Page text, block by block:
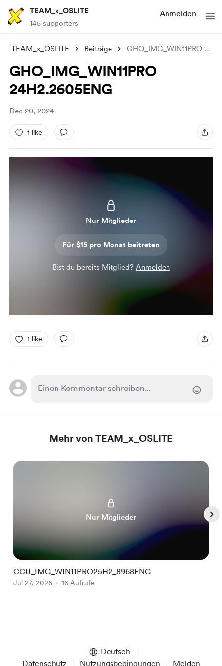
TEAM_x_OSLITE
145 supporters
Anmelden
TEAM_x_OSLITE Beiträge GHO_IMG_WIN11PRO 24H2.2605ENG
GHO_IMG_WIN11PRO
24H2.2605ENG
Dec 20, 2024
1 like
Nur Mitglieder
Für $15 pro Monat beitreten
Bist du bereits Mitglied? Anmelden
1 like
Mehr von TEAM_x_OSLITE
Nur Mitglieder
CCU_IMG_WIN11PRO25H2_8968ENG
Jul 27, 2026 16 Aufrufe
Deutsch
Datenschutz
Nutzungsbedingungen Melden